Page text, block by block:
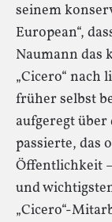
seinem
European“,
Naumann das
„Cicero“ nach
früher selbst
aufgeregt über
passierte, das
Öffentlichkeit
und
„Cicero“-